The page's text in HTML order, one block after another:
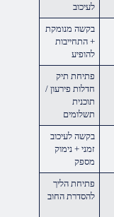
לעיכוב
בקשה מנומקת
+ התחייבות
להופיע
פתיחת תיק
חדלות פירעון /
תוכנית
תשלומים
בקשה לעיכוב
זמני + נימוק
מספק
פתיחת הליך
להסדרת החוב